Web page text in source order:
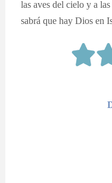
las aves del cielo y a
sabrá que hay Dios en